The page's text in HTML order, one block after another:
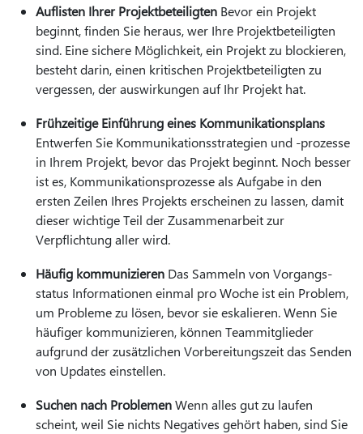
Auflisten Ihrer Projektbeteiligten Bevor ein Projekt
beginnt, finden Sie heraus, wer Ihre Projektbeteiligten
sind. Eine sichere Möglichkeit, ein Projekt zu blockieren,
besteht darin, einen kritischen Projektbeteiligten zu
vergessen, der auswirkungen auf Ihr Projekt hat.
Frühzeitige Einführung eines Kommunikationsplans
Entwerfen Sie Kommunikationsstrategien und -prozesse
in Ihrem Projekt, bevor das Projekt beginnt. Noch besser
ist es, Kommunikationsprozesse als Aufgabe in den
ersten Zeilen Ihres Projekts erscheinen zu lassen, damit
dieser wichtige Teil der Zusammenarbeit zur
Verpflichtung aller wird.
Häufig kommunizieren Das Sammeln von Vorgangs-
status Informationen einmal pro Woche ist ein Problem,
um Probleme zu lösen, bevor sie eskalieren. Wenn Sie
häufiger kommunizieren, können Teammitglieder
aufgrund der zusätzlichen Vorbereitungszeit das Senden
von Updates einstellen.
Suchen nach ProblemenWenn alles gut zu laufen
scheint, weil Sie nichts Negatives gehört haben, sind Sie